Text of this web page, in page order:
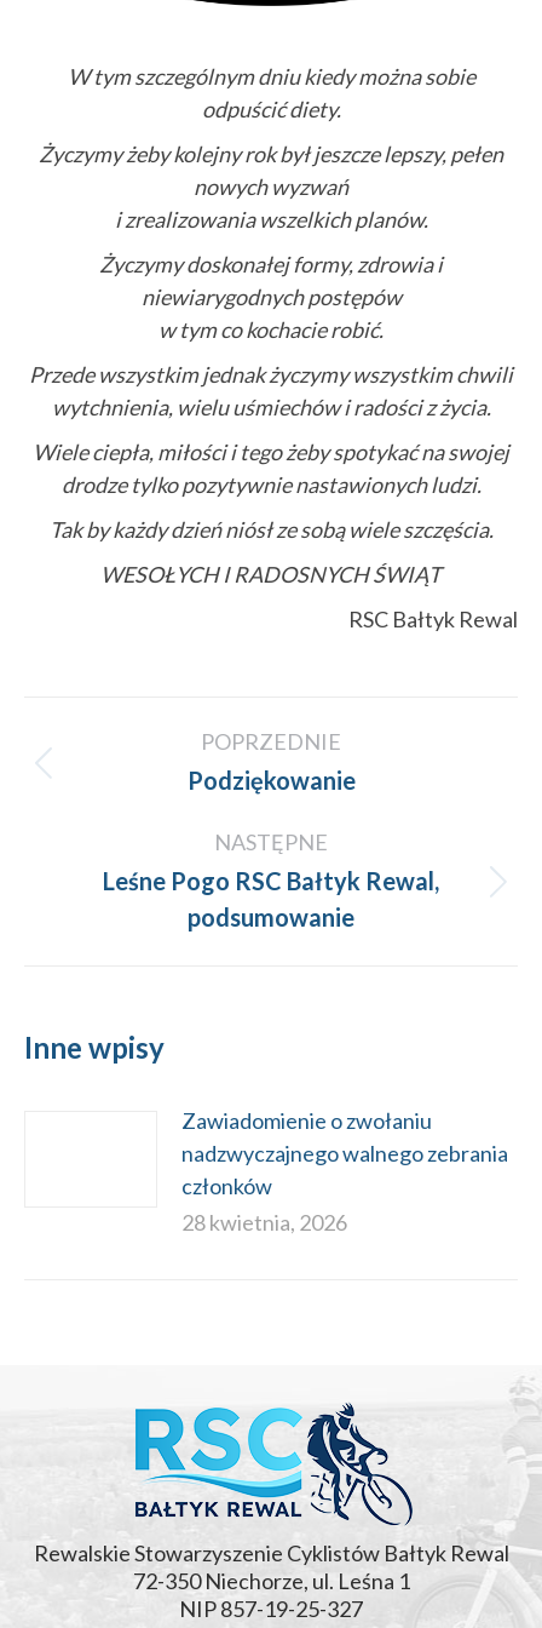
W tym szczególnym dniu kiedy można sobie
odpuścić diety.
Życzymy żeby kolejny rok był jeszcze lepszy, pełen
nowych wyzwań
i zrealizowania wszelkich planów.
Życzymy doskonałej formy, zdrowia i
niewiarygodnych postępów
w tym co kochacie robić.
Przede wszystkim jednak życzymy wszystkim chwili
wytchnienia, wielu uśmiechów i radości z życia.
Wiele ciepła, miłości i tego żeby spotykać na swojej
drodze tylko pozytywnie nastawionych ludzi.
Tak by każdy dzień niósł ze sobą wiele szczęścia.
WESOŁYCH I RADOSNYCH ŚWIĄT
RSC Bałtyk Rewal
Nawigacja
wpisów
POPRZEDNIE
Poprzedni
Podziękowanie
NASTĘPNE
Następny
wpis:
Leśne Pogo RSC Bałtyk Rewal,
podsumowanie
Inne wpisy
Zawiadomienie o zwołaniu
nadzwyczajnego walnego zebrania
członków
28 kwietnia, 2026
Rewalskie Stowarzyszenie Cyklistów Bałtyk Rewal
72-350 Niechorze, ul. Leśna 1
NIP 857-19-25-327